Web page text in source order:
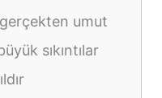
umut
sıkıntılar